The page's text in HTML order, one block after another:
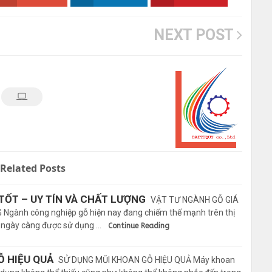
NEXT POST
Related Posts
– UY TÍN VÀ CHẤT LƯỢNG VẬT TƯ NGÀNH GỖ GIÁ
Ngành công nghiệp gỗ hiện nay đang chiếm thế mạnh trên thị
càng được sử dụng …
Continue Reading
HIỆU QUẢ SỬ DỤNG MŨI KHOAN GỖ HIỆU QUẢ Máy khoan